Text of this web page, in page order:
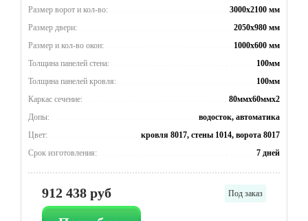
Размер ворот и кол-во:
3000x2100 мм
Размер двери:
2050x980 мм
Размер и кол-во окон:
1000x600 мм
Толщина панелей стена:
100мм
Толщина панелей кровля:
100мм
Каркас сечение:
80ммx60ммx2
Допы:
водосток, автоматика
Цвет:
кровля 8017, стены 1014, ворота 8017
Срок изготовления:
7 дней
912 438 руб Под заказ